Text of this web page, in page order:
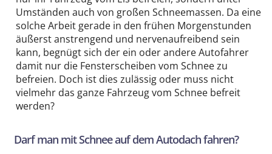
Umständen auch von großen Schneemassen. Da eine
solche Arbeit gerade in den frühen Morgenstunden
äußerst anstrengend und nervenaufreibend sein
kann, begnügt sich der ein oder andere Autofahrer
damit nur die Fensterscheiben vom Schnee zu
befreien. Doch ist dies zulässig oder muss nicht
vielmehr das ganze Fahrzeug vom Schnee befreit
werden?
Darf man mit Schnee auf dem Autodach fahren?